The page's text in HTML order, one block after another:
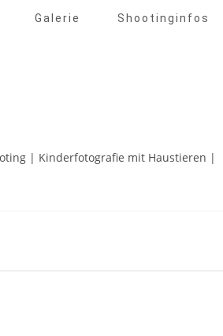
Galerie Shootinginfos
| Kinderfotografie mit Haustieren |